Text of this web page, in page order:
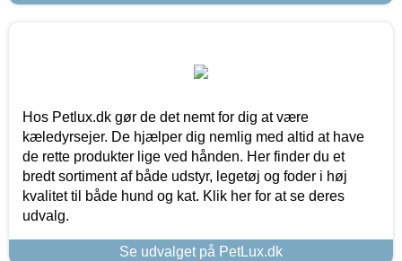
Hos Petlux.dk gør de det nemt for dig at være
kæledyrsejer. De hjælper dig nemlig med altid at have
de rette produkter lige ved hånden. Her finder du et
bredt sortiment af både udstyr, legetøj og foder i høj
kvalitet til både hund og kat. Klik her for at se deres
udvalg.
Se udvalget på PetLux.dk